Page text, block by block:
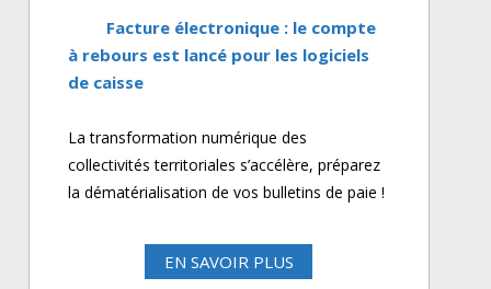
Facture électronique : le compte
à rebours est lancé pour les logiciels
de caisse
La transformation numérique des
collectivités territoriales s’accélère, préparez
la dématérialisation de vos bulletins de paie !
EN SAVOIR PLUS